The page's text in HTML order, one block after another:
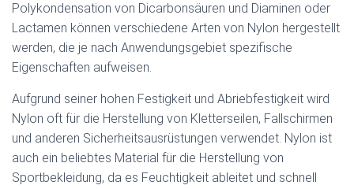
Polykondensation von Dicarbonsäuren und Diaminen oder
Lactamen können verschiedene Arten von Nylon hergestellt
werden, die je nach Anwendungsgebiet spezifische
Eigenschaften aufweisen.
Aufgrund seiner hohen Festigkeit und Abriebfestigkeit wird
Nylon oft für die Herstellung von Kletterseilen, Fallschirmen
und anderen Sicherheitsausrüstungen verwendet. Nylon ist
auch ein beliebtes Material für die Herstellung von
Sportbekleidung, da es Feuchtigkeit ableitet und schnell